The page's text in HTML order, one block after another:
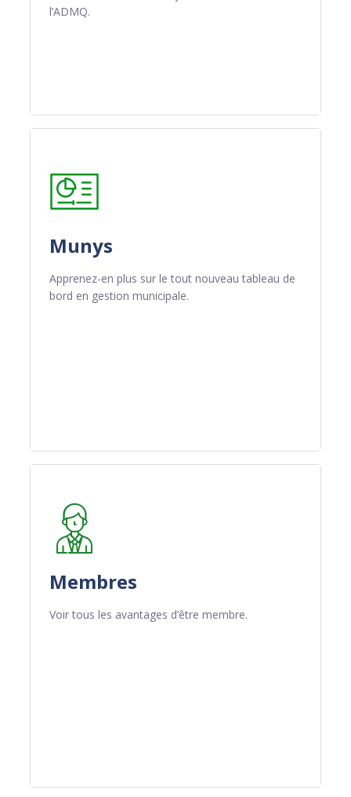
l’ADMQ.
Munys
Apprenez-en plus sur le tout nouveau tableau de
bord en gestion municipale.
Membres
Voir tous les avantages d’être membre.